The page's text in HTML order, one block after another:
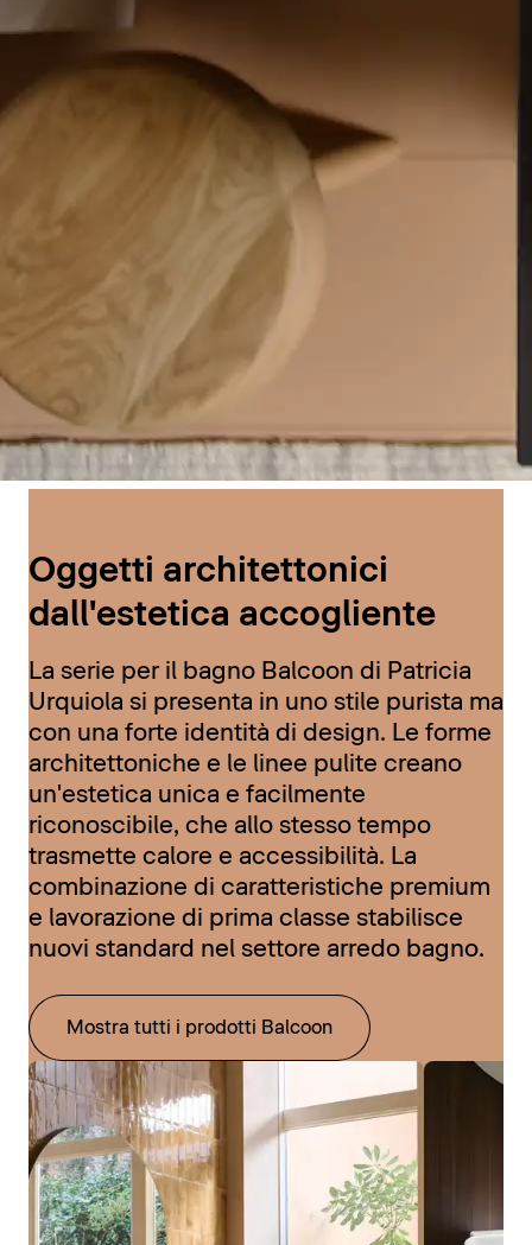
Oggetti architettonici
dall'estetica accogliente
La serie per il bagno Balcoon di Patricia
Urquiola si presenta in uno stile purista ma
con una forte identità di design. Le forme
architettoniche e le linee pulite creano
un'estetica unica e facilmente
riconoscibile, che allo stesso tempo
trasmette calore e accessibilità. La
combinazione di caratteristiche premium
e lavorazione di prima classe stabilisce
nuovi standard nel settore arredo bagno.
Mostra tutti i prodotti Balcoon